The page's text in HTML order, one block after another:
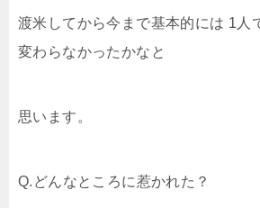
渡米してから今まで基本的には 1人
変わらなかったかなと
思います。
Q.どんなところに惹かれた？